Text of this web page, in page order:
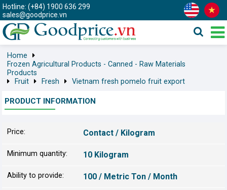
Hotline: (+84) 1900 636 299
sales@goodprice.vn
Home
Frozen Agricultural Products - Canned - Raw Materials
Products
Fruit
Fresh Vietnam fresh pomelo fruit export
PRODUCT INFORMATION
Price: Contact / Kilogram
Minimum quantity: 10 Kilogram
Ability to provide: 100 / Metric Ton / Month